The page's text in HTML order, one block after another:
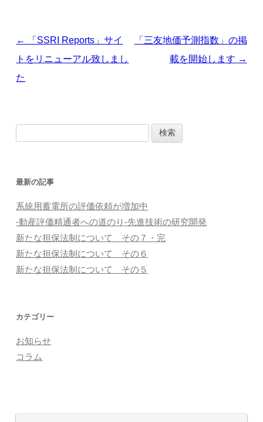
投
稿
ナ
←
「SSRI Reports」サイ
トをリニューアル致しまし
た
「三友地価予測指数」の掲
載を開始します →
検
索
最新の記事
系統用蓄電所の評価依頼が増加中
-動産評価精通者への道のり-先進技術の研究開発
新たな担保法制について その７・完
新たな担保法制について その６
新たな担保法制について その５
カテゴリー
お知らせ
コラム